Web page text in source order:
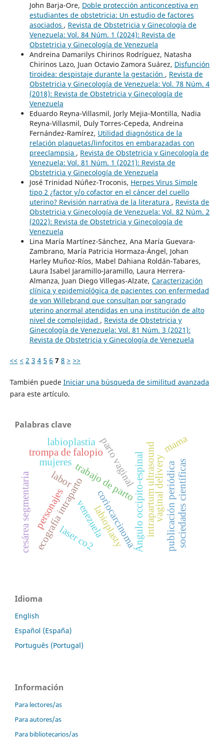
John Barja-Ore, Doble protección anticonceptiva en
estudiantes de obstetricia: Un estudio de factores
asociados , Revista de Obstetricia y Ginecología de
Venezuela: Vol. 84 Núm. 1 (2024): Revista de
Obstetricia y Ginecología de Venezuela
Andreina Damarilys Chirinos Rodríguez, Natasha
Chirinos Lazo, Juan Octavio Zamora Suárez, Disfunción
tiroidea: despistaje durante la gestación , Revista de
Obstetricia y Ginecología de Venezuela: Vol. 78 Núm. 4
(2018): Revista de Obstetricia y Ginecología de
Venezuela
Eduardo Reyna-Villasmil, Jorly Mejia-Montilla, Nadia
Reyna-Villasmil, Duly Torres-Cepeda, Andreina
Fernández-Ramírez, Utilidad diagnóstica de la
relación plaquetas/linfocitos en embarazadas con
preeclampsia , Revista de Obstetricia y Ginecología de
Venezuela: Vol. 81 Núm. 1 (2021): Revista de
Obstetricia y Ginecología de Venezuela
José Trinidad Núñez-Troconis, Herpes Virus Simple
tipo 2 ¿factor y/o cofactor en el cáncer del cuello
uterino? Revisión narrativa de la literatura , Revista de
Obstetricia y Ginecología de Venezuela: Vol. 82 Núm. 2
(2022): Revista de Obstetricia y Ginecología de
Venezuela
Lina María Martínez-Sánchez, Ana María Guevara-
Zambrano, María Patricia Hormaza-Ángel, Johan
Harley Muñoz-Ríos, Mabel Dahiana Roldán-Tabares,
Laura Isabel Jaramillo-Jaramillo, Laura Herrera-
Almanza, Juan Diego Villegas-Alzate, Caracterización
clínica y epidemiológica de pacientes con enfermedad
de von Willebrand que consultan por sangrado
uterino anormal atendidas en una institución de alto
nivel de complejidad , Revista de Obstetricia y
Ginecología de Venezuela: Vol. 81 Núm. 3 (2021):
Revista de Obstetricia y Ginecología de Venezuela
<< < 2 3 4 5 6 7 8 > >>
También puede Iniciar una búsqueda de similitud avanzada
para este artículo.
Palabras clave
trabajo de parto
ecografía intraparto Ángulo occipito-espinal
parto vaginal
cesárea segmentaria labor intrapartum ultrasoundvaginal delivery
coriocarcinoma
trompa de falopio
venezuela publicación periódicasociedades científicas
personajes
labioplastia
laser co2labioplasty
mujeres
mama
Idioma
English
Español (España)
Português (Portugal)
Información
Para lectores/as
Para autores/as
Para bibliotecarios/as